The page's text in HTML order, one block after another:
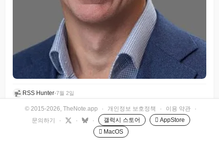
RSS Hunter•7월 2일
© 2015-2026, TheNote.app · 개인정보 보호정책 · 이용 약관
·
문의하기
· · · 갤럭시 스토어
 AppStore
 MacOS